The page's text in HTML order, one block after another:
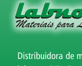
Distribuidora de